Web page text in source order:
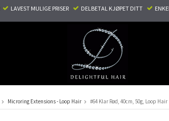
LAVEST MULIGE PRISER ​ DELBETAL KJØPET DITT ​
Microring Extensions - Loop Hair #64 Klar Rød, 40cm, 50g, Loop Hair